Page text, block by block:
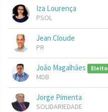
Iza Lourença
PSOL
Jean Cloude
PR
João Magalhães Eleito
MDB
Jorge Pimenta
SOLIDARIEDADE